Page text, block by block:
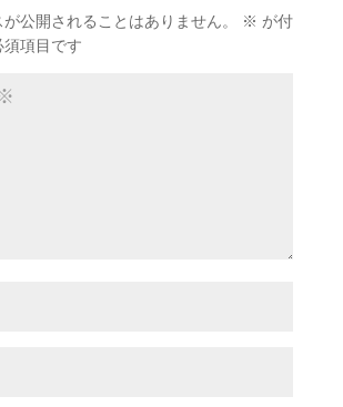
公開されることはありません。 ※ が付
項目です